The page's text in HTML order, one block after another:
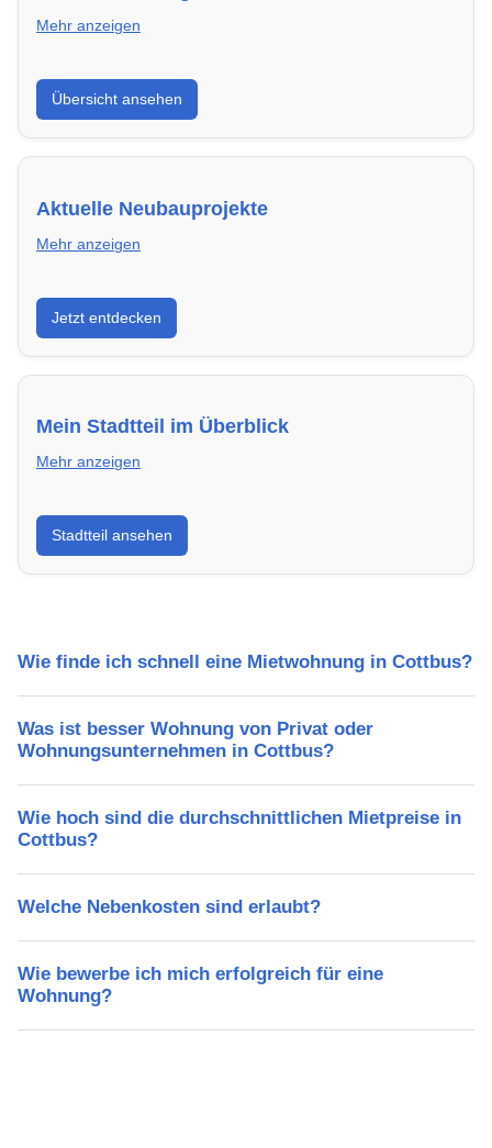
Mehr anzeigen
Hier findest du die wichtigsten Anbieter in Cottbus –
von Genossenschaften bis zu privaten Vermietern.
Übersicht ansehen
Aktuelle Neubauprojekte
Mehr anzeigen
Entdecke Neubauprojekte in Cottbus – modern,
energieeffizient und sofort bezugsfertig.
Jetzt entdecken
Mein Stadtteil im Überblick
Mehr anzeigen
Erfahre mehr über deinen Stadtteil in Cottbus:
Lebensqualität, Verkehrsanbindung, Schulen,
Freizeitmöglichkeiten und Mietpreise.
Stadtteil ansehen
Wie finde ich schnell eine Mietwohnung in Cottbus?
Was ist besser Wohnung von Privat oder
Wohnungsunternehmen in Cottbus?
Wie hoch sind die durchschnittlichen Mietpreise in
Cottbus?
Welche Nebenkosten sind erlaubt?
Wie bewerbe ich mich erfolgreich für eine
Wohnung?